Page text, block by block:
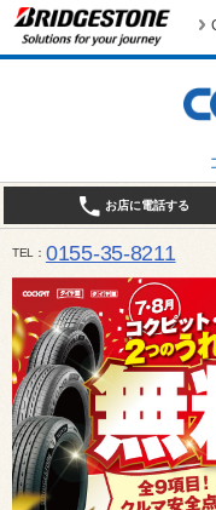
お店に電話する
TEL 0155-35-8211
10:00～18:30 （作業受付17:30最